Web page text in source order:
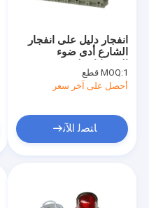
انفجار دليل على انفجار
الشارع أدى ضوء
السيارات المرآب وهج
درع 150W
MOQ:1 قطع
أحصل على آخر سعر
ﺎﺘﺼﻟ ﺍﻶﻧ